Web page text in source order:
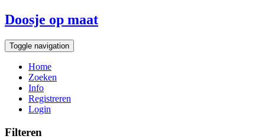
Doosje op maat
Toggle navigation
Home
Zoeken
Info
Registreren
Login
Filteren